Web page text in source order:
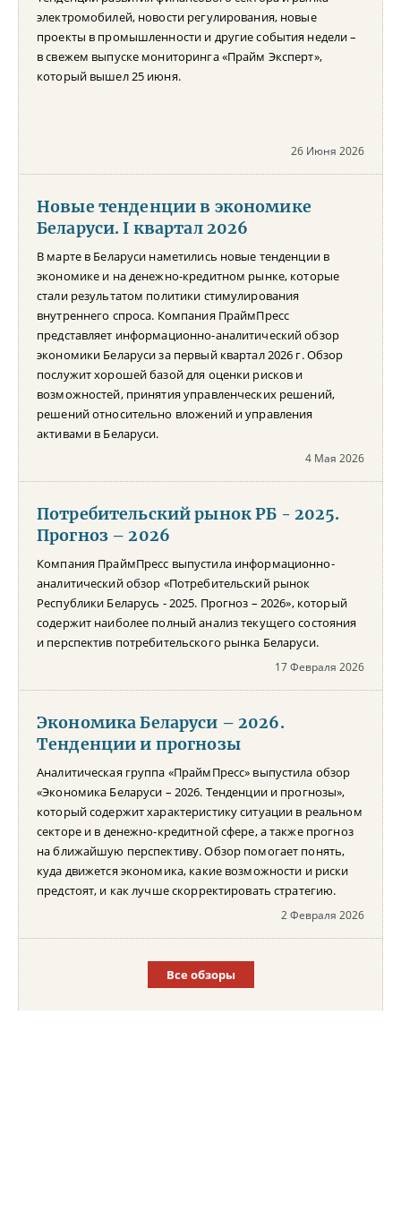
электромобилей, новости регулирования, новые
проекты в промышленности и другие события недели –
в свежем выпуске мониторинга «Прайм Эксперт»,
который вышел 25 июня.
26 Июня 2026
Новые тенденции в экономике
Беларуси. I квартал 2026
В марте в Беларуси наметились новые тенденции в
экономике и на денежно-кредитном рынке, которые
стали результатом политики стимулирования
внутреннего спроса. Компания ПраймПресс
представляет информационно-аналитический обзор
экономики Беларуси за первый квартал 2026 г. Обзор
послужит хорошей базой для оценки рисков и
возможностей, принятия управленческих решений,
решений относительно вложений и управления
активами в Беларуси.
4 Мая 2026
Потребительский рынок РБ - 2025.
Прогноз – 2026
Компания ПраймПресс выпустила информационно-
аналитический обзор «Потребительский рынок
Республики Беларусь - 2025. Прогноз – 2026», который
содержит наиболее полный анализ текущего состояния
и перспектив потребительского рынка Беларуси.
17 Февраля 2026
Экономика Беларуси – 2026.
Тенденции и прогнозы
Аналитическая группа «ПраймПресс» выпустила обзор
«Экономика Беларуси – 2026. Тенденции и прогнозы»,
который содержит характеристику ситуации в реальном
секторе и в денежно-кредитной сфере, а также прогноз
на ближайшую перспективу. Обзор помогает понять,
куда движется экономика, какие возможности и риски
предстоят, и как лучше скорректировать стратегию.
2 Февраля 2026
Все обзоры